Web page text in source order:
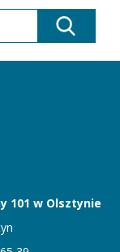
101 w Olsztynie